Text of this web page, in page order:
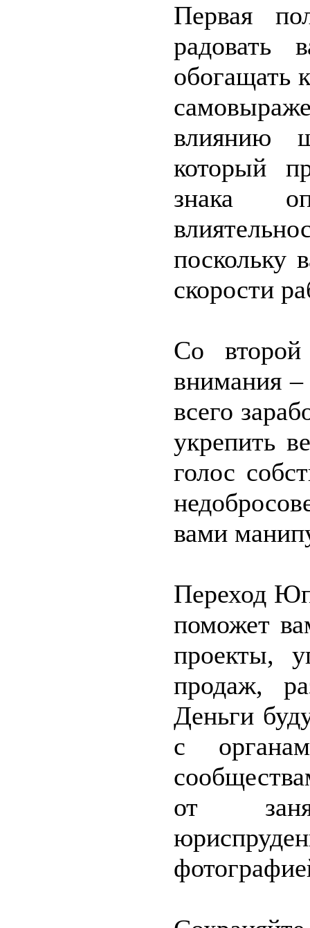
Первая
радовать
обогащать
влиянию
который
знака
поскольку
скорости
Со
внимания
всего
укрепить
голос
вами
Переход
поможет
проекты,
продаж,
Деньги
с
от